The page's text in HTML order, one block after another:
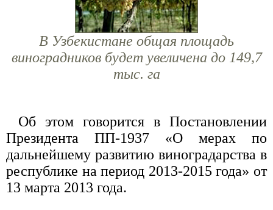
В Узбекистане общая площадь
виноградников будет увеличена до 149,7
тыс. га
Об этом говорится в Постановлении
Президента ПП-1937 «О мерах по
дальнейшему развитию виноградарства в
республике на период 2013-2015 года» от
13 марта 2013 года.